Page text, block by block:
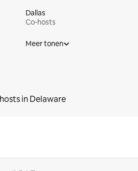
Dallas
Co‑hosts
Meer tonen
in Delaware